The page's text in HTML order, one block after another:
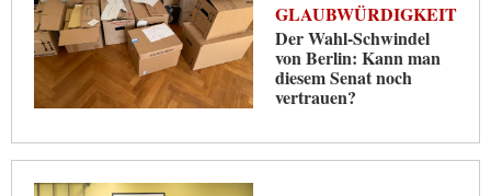
GLAUBWÜRDIGKEIT
Der Wahl-Schwindel
von Berlin: Kann man
diesem Senat noch
vertrauen?